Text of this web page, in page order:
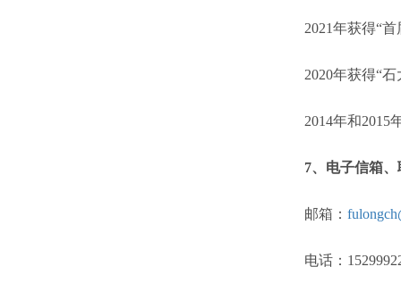
2021年获得“首
2020年获得“石
2014年和2015
7、电子信箱
邮箱：
电话：